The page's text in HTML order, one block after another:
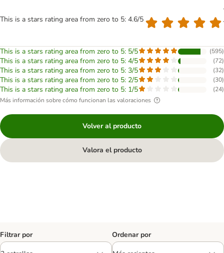
This is a stars rating area from zero to 5: 4.6/5
This is a stars rating area from zero to 5: 5/5 (595)
This is a stars rating area from zero to 5: 4/5 (72)
This is a stars rating area from zero to 5: 3/5 (32)
This is a stars rating area from zero to 5: 2/5 (30)
This is a stars rating area from zero to 5: 1/5 (24)
Más información sobre cómo funcionan las valoraciones
Volver al producto
Valora el producto
Filtrar por Ordenar por